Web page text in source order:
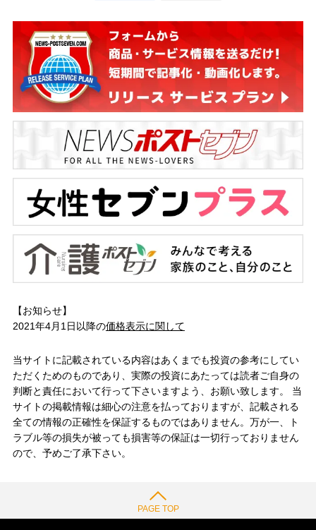
【お知らせ】
2021年4月1日以降の価格表示に関して
当サイトに記載されている内容はあくまでも投資の参考にしてい
ただくためのものであり、実際の投資にあたっては読者ご自身の
判断と責任において行って下さいますよう、お願い致します。 当
サイトの掲載情報は細心の注意を払っておりますが、記載される
全ての情報の正確性を保証するものではありません。万が一、ト
ラブル等の損失が被っても損害等の保証は一切行っておりません
ので、予めご了承下さい。
PAGE TOP